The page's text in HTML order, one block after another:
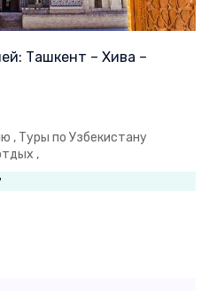
Ташкент – Хива –
, Туры по Узбекистану
,